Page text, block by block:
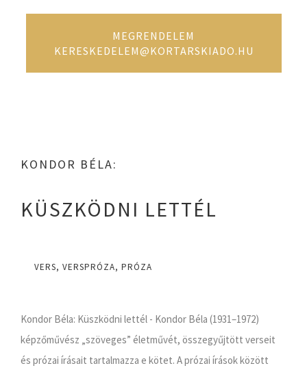
MEGRENDELEM
KERESKEDELEM@KORTARSKIADO.HU
KONDOR BÉLA:
KÜSZKÖDNI LETTÉL
VERS, VERSPRÓZA, PRÓZA
Kondor Béla: Küszködni lettél - Kondor Béla (1931–1972)
képzőművész „szöveges” életművét, összegyűjtött verseit
és prózai írásait tartalmazza e kötet. A prózai írások között